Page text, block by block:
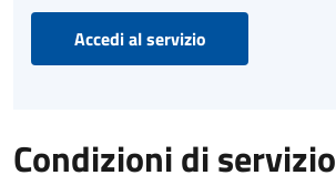
Accedi al servizio
Condizioni di servizio